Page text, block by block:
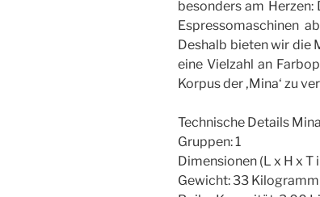
besonders am Herzen:
Espressomaschinen
Deshalb bieten wir die
eine Vielzahl an
Korpus der ‚Mina‘ zu
Technische Details Mina
Gruppen: 1
Dimensionen (L x H x
Gewicht: 33 Kilogramm